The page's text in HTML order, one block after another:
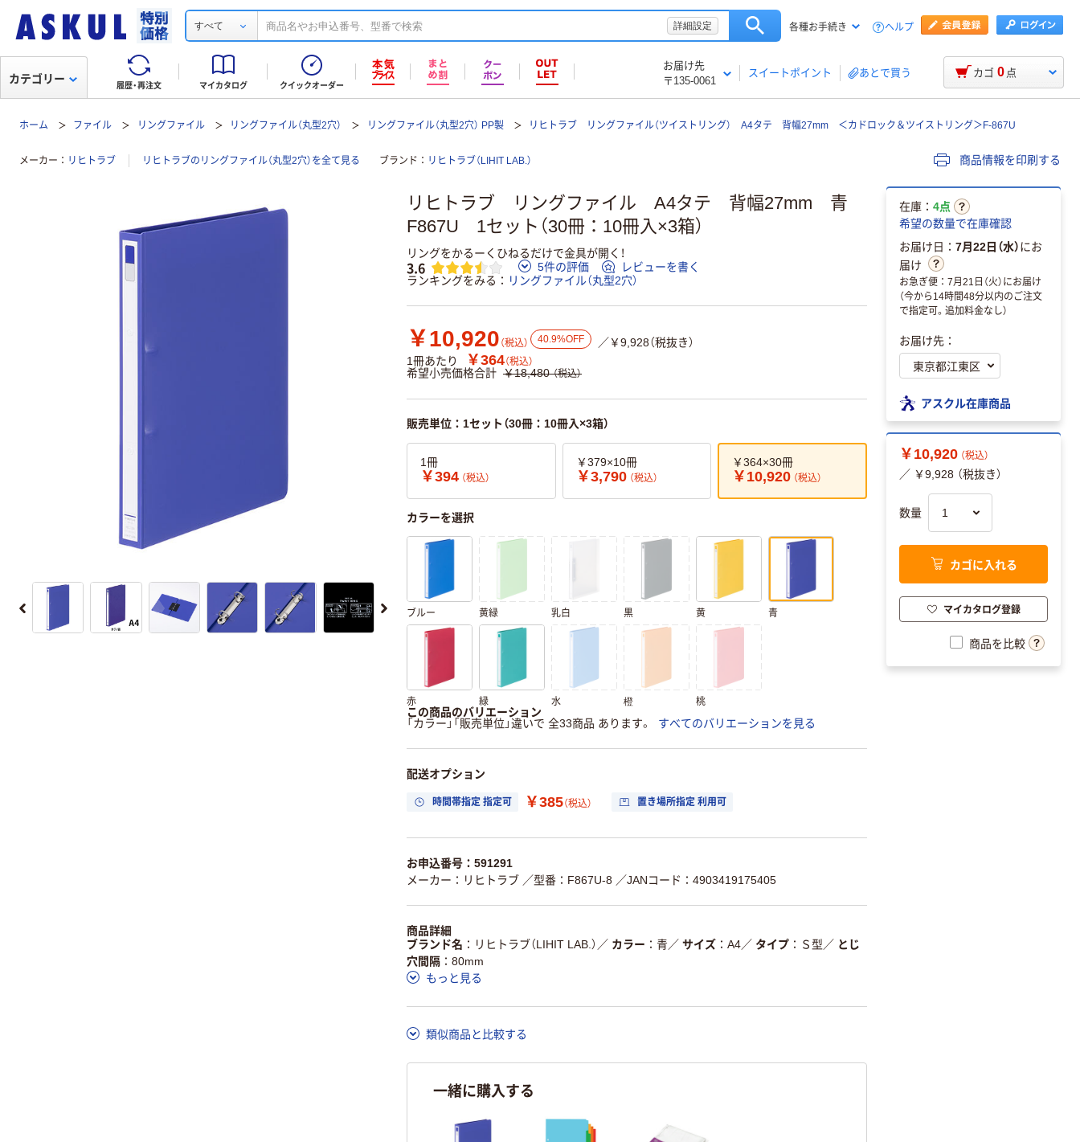
すべて 詳細設定 各種お手続き ヘルプ
履歴・再注文 マイカタログ クイックオーダー
お届け先
〒135-0061
スイートポイント あとで買う
カテゴリー カゴ 0 点
ホーム ファイル リングファイル リングファイル（丸型2穴） リングファイル（丸型2穴） PP製 リヒトラブ リングファイル（ツイストリング） A4タテ 背幅27mm ＜カドロック＆ツイストリング＞F-867U
メーカー リヒトラブ リヒトラブのリングファイル（丸型2穴）を全て見る ブランド リヒトラブ（LIHIT LAB.） 商品情報を印刷する
リヒトラブ リングファイル A4タテ 背幅27mm 青
F867U 1セット（30冊：10冊入×3箱）
リングをかるーくひねるだけで金具が開く！
3.6 5件の評価
レビューを書く
ランキングをみる
リングファイル（丸型2穴）
￥10,920 （税込） 40.9%OFF
／￥9,928（税抜き）
1冊あたり
￥364（税込）
希望小売価格合計 ￥18,480 （税込）
販売単位：1セット（30冊：10冊入×3箱）
1冊
￥394 （税込）
￥379×10冊
￥3,790 （税込）
￥364×30冊
￥10,920 （税込）
カラーを選択
ブルー 黄緑 乳白 黒 黄 青
赤 緑 水 橙 桃
この商品のバリエーション
「カラー」「販売単位」違いで 全33商品 あります。
すべてのバリエーションを見る
配送オプション
時間帯指定 指定可 ￥385（税込） 置き場所指定 利用可
お申込番号：591291
メーカー：リヒトラブ ／型番：F867U-8 ／JANコード：4903419175405
商品詳細
ブランド名
リヒトラブ（LIHIT LAB.） ／ カラー 青／ サイズ A4／ タイプ Ｓ型 ／ とじ
穴間隔
80mm
もっと見る
類似商品と比較する
一緒に購入する
在庫： 4点
希望の数量で在庫確認
お届け日： 7月22日（水）にお
届け
お急ぎ便：7月21日（火）にお届け
（今から14時間48分以内のご注文
で指定可。追加料金なし）
お届け先：
アスクル在庫商品
￥10,920 （税込）
／ ￥9,928 （税抜き）
数量
カゴに入れる
マイカタログ登録
商品を比較